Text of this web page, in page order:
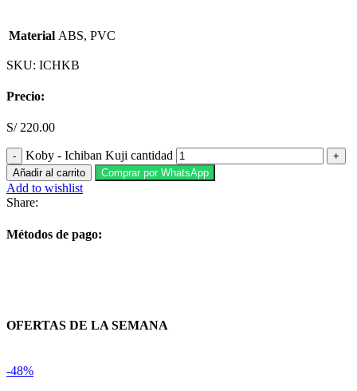
Material ABS, PVC
SKU: ICHKB
Precio:
S/220.00
Koby - Ichiban Kuji cantidad
Añadir al carrito Comprar por WhatsApp
Add to wishlist
Share:
Métodos de pago:
OFERTAS DE LA SEMANA
-48%